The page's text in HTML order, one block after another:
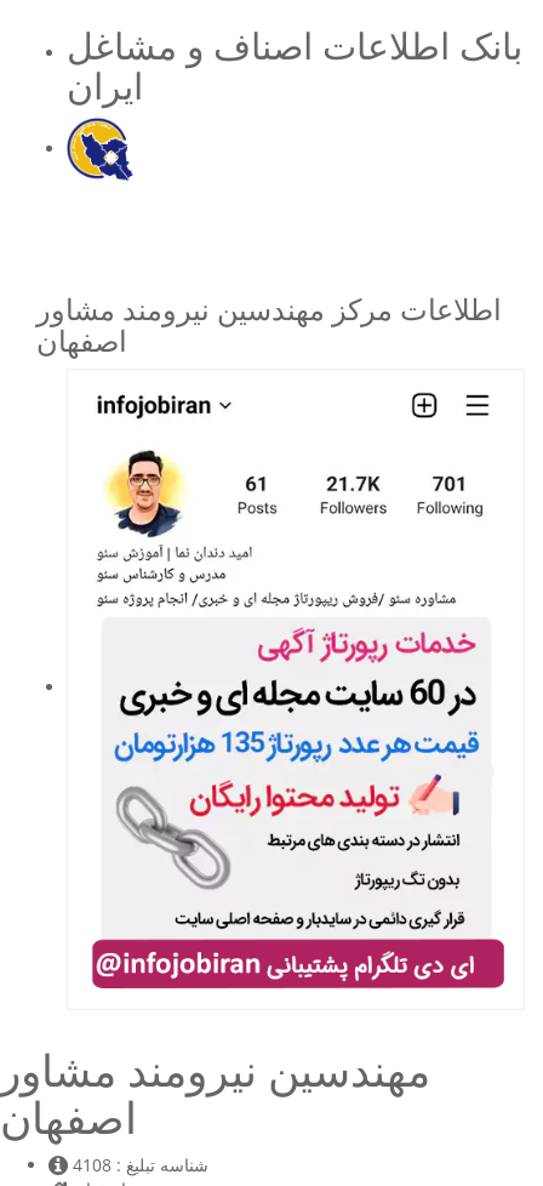
بانک اطلاعات اصناف و مشاغل
ایران
اطلاعات مرکز مهندسین نیرومند مشاور
اصفهان
مهندسین نیرومند مشاور
اصفهان
شناسه تبلیغ : 4108